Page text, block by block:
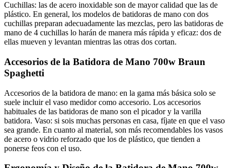
Cuchillas: las de acero inoxidable son de mayor calidad que las de
plástico. En general, los modelos de batidoras de mano con dos
cuchillas preparan adecuadamente las mezclas, pero las batidoras de
mano de 4 cuchillas lo harán de manera más rápida y eficaz: dos de
ellas mueven y levantan mientras las otras dos cortan.
Accesorios de la Batidora de Mano 700w Braun
Spaghetti
Accesorios de la batidora de mano: en la gama más básica solo se
suele incluir el vaso medidor como accesorio. Los accesorios
habituales de las batidoras de mano son el picador y la varilla
batidora. Vaso: si sois muchas personas en casa, fíjate en que el vaso
sea grande. En cuanto al material, son más recomendables los vasos
de acero o vidrio reforzado que los de plástico, que tienden a
ponerse feos con el uso.